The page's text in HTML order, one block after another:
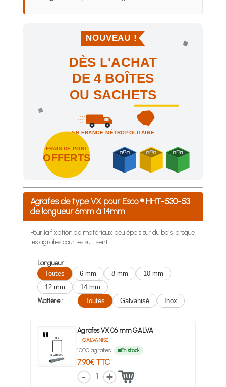
NOUVEAU !
DÈS L'ACHAT
DE 4 BOÎTES
OU SACHETS
EN FRANCE MÉTROPOLITAINE
FRAIS DE PORT
OFFERTS
Achetez 4 sachets ou boîtes d'agrafes ou de pointes et
Agrafes de type VX pour Esco ® HHT-530-53
de longueur 6mm à 14mm
Pour la fixation de matériaux peu épais sur du bois lorsque
les agrafes courtes suffisent.
Longueur :
Toutes
6 mm 8 mm
10 mm
12 mm
14 mm
Matière :
Toutes Galvanisé Inox
Agrafes VX 06 mm GALVA
GALVANISÉ
1000 agrafes En stock
7.90€ TTC
1